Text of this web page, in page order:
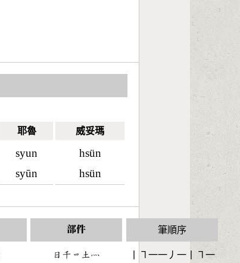
耶魯 威妥瑪
syun
syūn
hsün
hsün
部件
󶃐󶁽󶃖󶁢󶃺
筆順序
丨㇕一一丿一丨㇕一